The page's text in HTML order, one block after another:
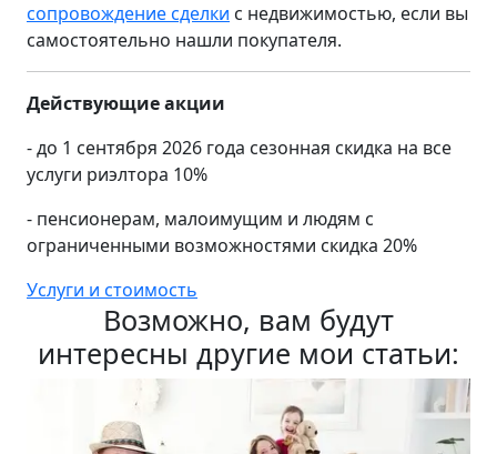
сопровождение сделки с недвижимостью, если вы
самостоятельно нашли покупателя.
Действующие акции
- до 1 сентября 2026 года сезонная скидка на все
услуги риэлтора 10%
- пенсионерам, малоимущим и людям с
ограниченными возможностями скидка 20%
Услуги и стоимость
Возможно, вам будут
интересны другие мои статьи: